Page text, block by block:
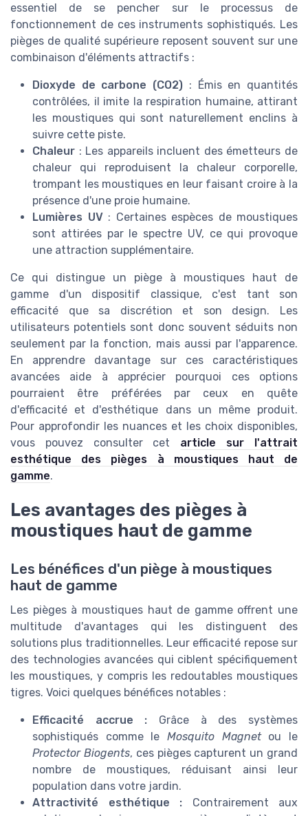
essentiel de se pencher sur le processus de
fonctionnement de ces instruments sophistiqués. Les
pièges de qualité supérieure reposent souvent sur une
combinaison d'éléments attractifs :
Dioxyde de carbone (CO2) : Émis en quantités
contrôlées, il imite la respiration humaine, attirant
les moustiques qui sont naturellement enclins à
suivre cette piste.
Chaleur : Les appareils incluent des émetteurs de
chaleur qui reproduisent la chaleur corporelle,
trompant les moustiques en leur faisant croire à la
présence d'une proie humaine.
Lumières UV: Certaines espèces de moustiques
sont attirées par le spectre UV, ce qui provoque
une attraction supplémentaire.
Ce qui distingue un piège à moustiques haut de
gamme d'un dispositif classique, c'est tant son
efficacité que sa discrétion et son design. Les
utilisateurs potentiels sont donc souvent séduits non
seulement par la fonction, mais aussi par l'apparence.
En apprendre davantage sur ces caractéristiques
avancées aide à apprécier pourquoi ces options
pourraient être préférées par ceux en quête
d'efficacité et d'esthétique dans un même produit.
Pour approfondir les nuances et les choix disponibles,
vous pouvez consulter cet article sur l'attrait
esthétique des pièges à moustiques haut de
gamme.
Les avantages des pièges à
moustiques haut de gamme
Les bénéfices d'un piège à moustiques
haut de gamme
Les pièges à moustiques haut de gamme offrent une
multitude d'avantages qui les distinguent des
solutions plus traditionnelles. Leur efficacité repose sur
des technologies avancées qui ciblent spécifiquement
les moustiques, y compris les redoutables moustiques
tigres. Voici quelques bénéfices notables :
Efficacité accrue : Grâce à des systèmes
sophistiqués comme le Mosquito Magnetou le
Protector Biogents, ces pièges capturent un grand
nombre de moustiques, réduisant ainsi leur
population dans votre jardin.
Attractivité esthétique : Contrairement aux